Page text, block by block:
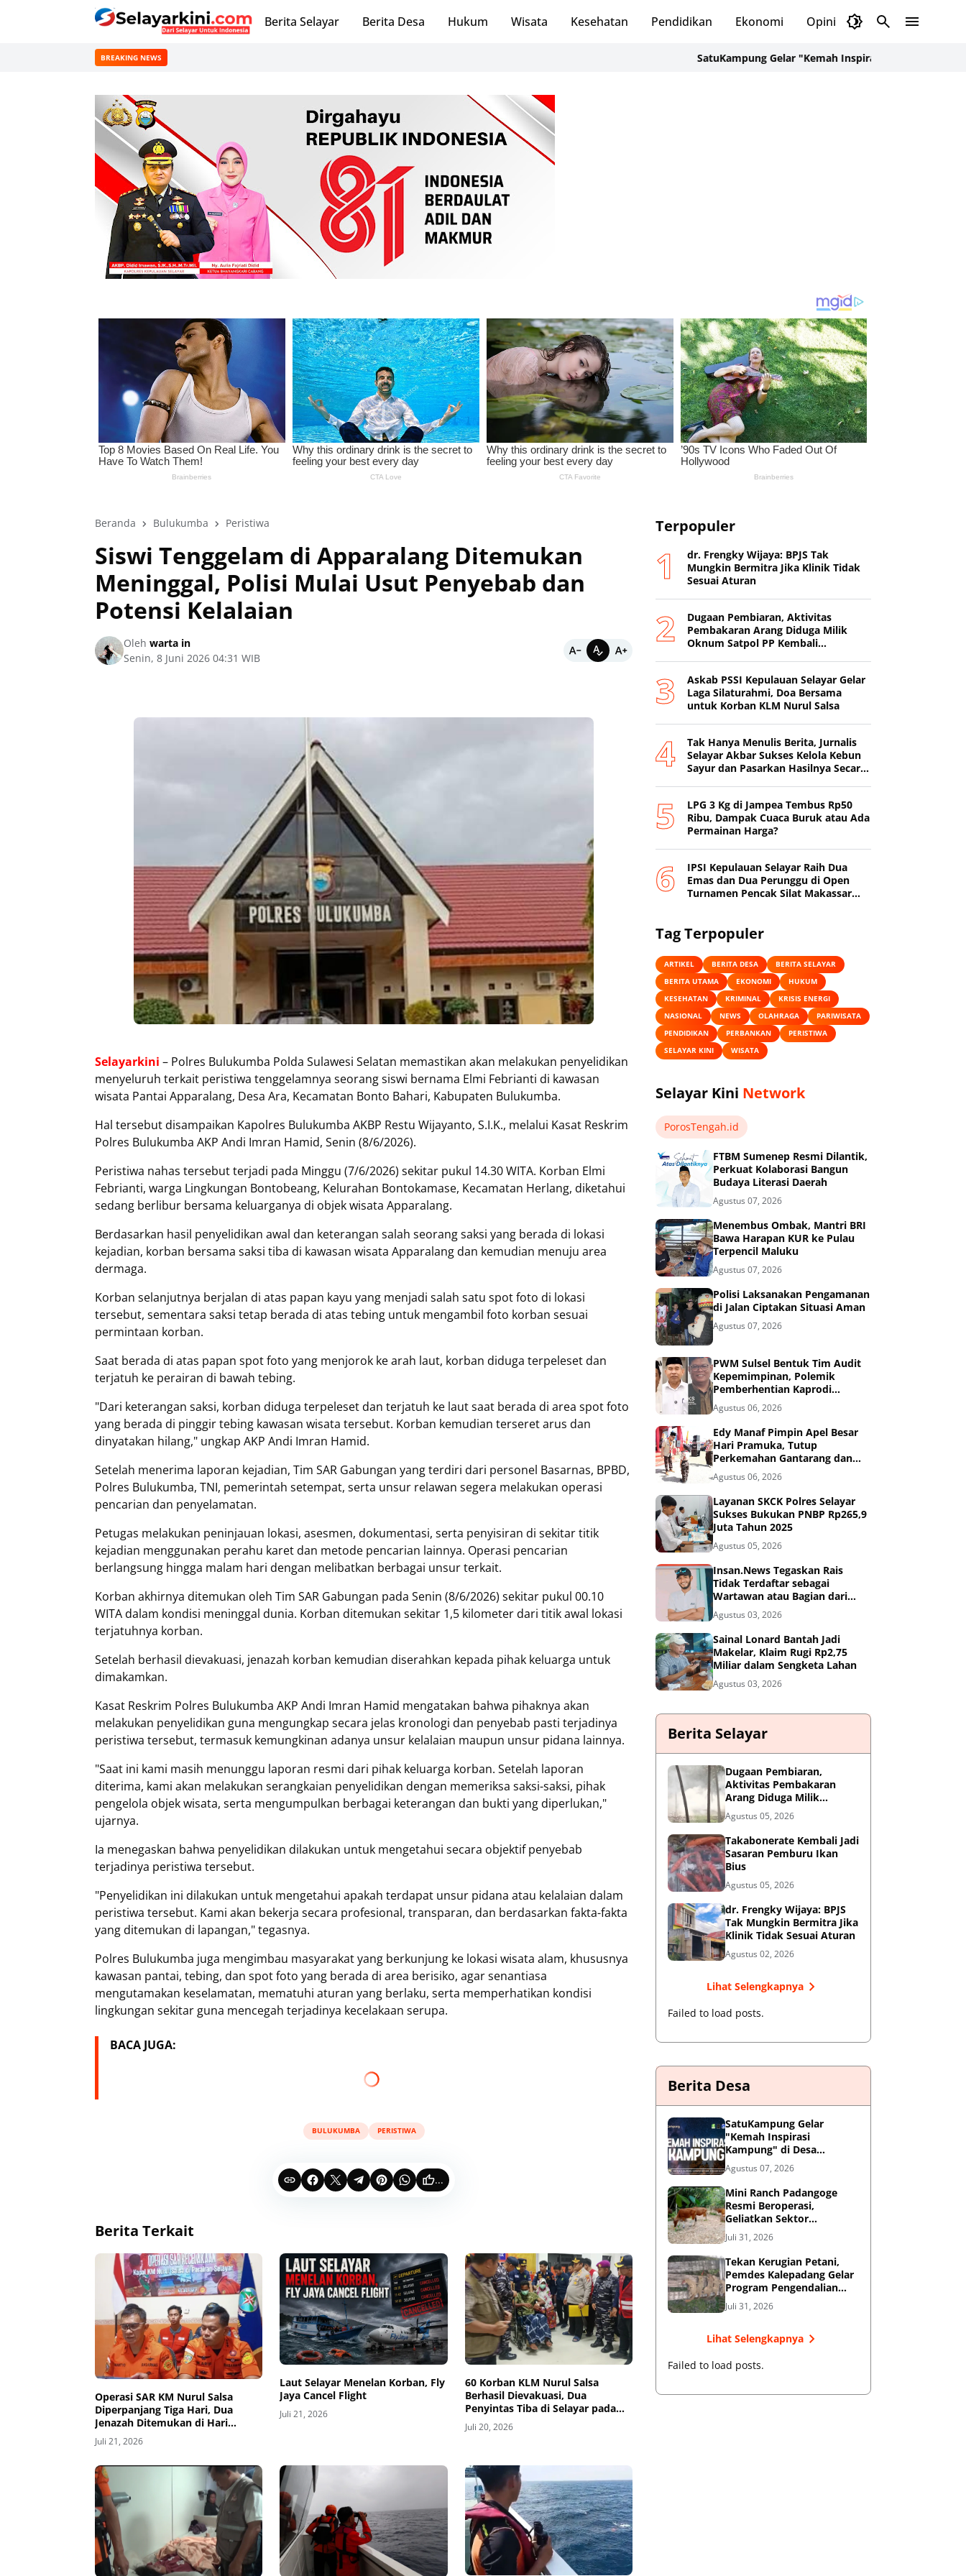
Berita Selayar Berita Desa Hukum Wisata Kesehatan Pendidikan Ekonomi Opini Selayar Kini
BREAKING NEWS SatuKampung Gelar "Kemah Inspirasi Kampung" di Desa
Beranda Bulukumba Peristiwa
Siswi Tenggelam di Apparalang Ditemukan
Meninggal, Polisi Mulai Usut Penyebab dan
Potensi Kelalaian
Oleh warta in
Senin, 8 Juni 2026 04:31 WIB
Selayarkini – Polres Bulukumba Polda Sulawesi Selatan memastikan akan melakukan penyelidikan
menyeluruh terkait peristiwa tenggelamnya seorang siswi bernama Elmi Febrianti di kawasan
wisata Pantai Apparalang, Desa Ara, Kecamatan Bonto Bahari, Kabupaten Bulukumba.
Hal tersebut disampaikan Kapolres Bulukumba AKBP Restu Wijayanto, S.I.K., melalui Kasat Reskrim
Polres Bulukumba AKP Andi Imran Hamid, Senin (8/6/2026).
Peristiwa nahas tersebut terjadi pada Minggu (7/6/2026) sekitar pukul 14.30 WITA. Korban Elmi
Febrianti, warga Lingkungan Bontobeang, Kelurahan Bontokamase, Kecamatan Herlang, diketahui
sedang berlibur bersama keluarganya di objek wisata Apparalang.
Berdasarkan hasil penyelidikan awal dan keterangan salah seorang saksi yang berada di lokasi
kejadian, korban bersama saksi tiba di kawasan wisata Apparalang dan kemudian menuju area
dermaga.
Korban selanjutnya berjalan di atas papan kayu yang menjadi salah satu spot foto di lokasi
tersebut, sementara saksi tetap berada di atas tebing untuk mengambil foto korban sesuai
permintaan korban.
Saat berada di atas papan spot foto yang menjorok ke arah laut, korban diduga terpeleset dan
terjatuh ke perairan di bawah tebing.
"Dari keterangan saksi, korban diduga terpeleset dan terjatuh ke laut saat berada di area spot foto
yang berada di pinggir tebing kawasan wisata tersebut. Korban kemudian terseret arus dan
dinyatakan hilang," ungkap AKP Andi Imran Hamid.
Setelah menerima laporan kejadian, Tim SAR Gabungan yang terdiri dari personel Basarnas, BPBD,
Polres Bulukumba, TNI, pemerintah setempat, serta unsur relawan segera melakukan operasi
pencarian dan penyelamatan.
Petugas melakukan peninjauan lokasi, asesmen, dokumentasi, serta penyisiran di sekitar titik
kejadian menggunakan perahu karet dan metode pencarian lainnya. Operasi pencarian
berlangsung hingga malam hari dengan melibatkan berbagai unsur terkait.
Korban akhirnya ditemukan oleh Tim SAR Gabungan pada Senin (8/6/2026) sekitar pukul 00.10
WITA dalam kondisi meninggal dunia. Korban ditemukan sekitar 1,5 kilometer dari titik awal lokasi
terjatuhnya korban.
Setelah berhasil dievakuasi, jenazah korban kemudian diserahkan kepada pihak keluarga untuk
dimakamkan.
Kasat Reskrim Polres Bulukumba AKP Andi Imran Hamid mengatakan bahwa pihaknya akan
melakukan penyelidikan guna mengungkap secara jelas kronologi dan penyebab pasti terjadinya
peristiwa tersebut, termasuk kemungkinan adanya unsur kelalaian maupun unsur pidana lainnya.
"Saat ini kami masih menunggu laporan resmi dari pihak keluarga korban. Setelah laporan
diterima, kami akan melakukan serangkaian penyelidikan dengan memeriksa saksi-saksi, pihak
pengelola objek wisata, serta mengumpulkan berbagai keterangan dan bukti yang diperlukan,"
ujarnya.
Ia menegaskan bahwa penyelidikan dilakukan untuk mengetahui secara objektif penyebab
terjadinya peristiwa tersebut.
"Penyelidikan ini dilakukan untuk mengetahui apakah terdapat unsur pidana atau kelalaian dalam
peristiwa tersebut. Kami akan bekerja secara profesional, transparan, dan berdasarkan fakta-fakta
yang ditemukan di lapangan," tegasnya.
Polres Bulukumba juga mengimbau masyarakat yang berkunjung ke lokasi wisata alam, khususnya
kawasan pantai, tebing, dan spot foto yang berada di area berisiko, agar senantiasa
mengutamakan keselamatan, mematuhi aturan yang berlaku, serta memperhatikan kondisi
lingkungan sekitar guna mencegah terjadinya kecelakaan serupa.
BACA JUGA:
BULUKUMBA PERISTIWA
...
Berita Terkait
Operasi SAR KM Nurul Salsa
Diperpanjang Tiga Hari, Dua
Jenazah Ditemukan di Hari
Ketujuh
Juli 21, 2026
‎Laut Selayar Menelan Korban, Fly
Jaya Cancel Flight
Juli 21, 2026
60 Korban KLM Nurul Salsa
Berhasil Dievakuasi, Dua
Penyintas Tiba di Selayar pada
Hari Keenam Operasi SAR
Gabungan
Juli 20, 2026
Terpopuler
dr. Frengky Wijaya: BPJS Tak
Mungkin Bermitra Jika Klinik Tidak
Sesuai Aturan
Dugaan Pembiaran, Aktivitas
Pembakaran Arang Diduga Milik
Oknum Satpol PP Kembali
‎Askab PSSI Kepulauan Selayar Gelar
Laga Silaturahmi, Doa Bersama
untuk Korban KLM Nurul Salsa
‎Tak Hanya Menulis Berita, Jurnalis
Selayar Akbar Sukses Kelola Kebun
Sayur dan Pasarkan Hasilnya Secara
‎LPG 3 Kg di Jampea Tembus Rp50
Ribu, Dampak Cuaca Buruk atau Ada
Permainan Harga? ‎
IPSI Kepulauan Selayar Raih Dua
Emas dan Dua Perunggu di Open
Turnamen Pencak Silat Makassar
Tag Terpopuler
ARTIKEL BERITA DESA
BERITA SELAYAR
BERITA UTAMA
EKONOMI
HUKUM
KESEHATAN
KRIMINAL
KRISIS ENERGI
NASIONAL
NEWS OLAHRAGA
PARIWISATA
PENDIDIKAN
PERBANKAN
PERISTIWA
SELAYAR KINI
WISATA
Selayar Kini Network
PorosTengah.id
FTBM Sumenep Resmi Dilantik,
Perkuat Kolaborasi Bangun
Budaya Literasi Daerah
Agustus 07, 2026
Menembus Ombak, Mantri BRI
Bawa Harapan KUR ke Pulau
Terpencil Maluku
Agustus 07, 2026
Polisi Laksanakan Pengamanan
di Jalan Ciptakan Situasi Aman
Agustus 07, 2026
PWM Sulsel Bentuk Tim Audit
Kepemimpinan, Polemik
Pemberhentian Kaprodi
Unmuh Barru Masuk Tahap
Penyelidikan
Agustus 06, 2026
Edy Manaf Pimpin Apel Besar
Hari Pramuka, Tutup
Perkemahan Gantarang dan
Lepas Kontingen Jamnas XII
2026
Agustus 06, 2026
Layanan SKCK Polres Selayar
Sukses Bukukan PNBP Rp265,9
Juta Tahun 2025
Agustus 05, 2026
Insan.News Tegaskan Rais
Tidak Terdaftar sebagai
Wartawan atau Bagian dari
Redaksi
Agustus 03, 2026
Sainal Lonard Bantah Jadi
Makelar, Klaim Rugi Rp2,75
Miliar dalam Sengketa Lahan
Agustus 03, 2026
Berita Selayar
Dugaan Pembiaran,
Aktivitas Pembakaran
Arang Diduga Milik
Oknum Satpol PP Kembali
Beroperasi
Agustus 05, 2026
Takabonerate Kembali Jadi
Sasaran Pemburu Ikan
Bius
Agustus 05, 2026
dr. Frengky Wijaya: BPJS
Tak Mungkin Bermitra Jika
Klinik Tidak Sesuai Aturan
Agustus 02, 2026
Lihat Selengkapnya
Failed to load posts.
Berita Desa
SatuKampung Gelar
"Kemah Inspirasi
Kampung" di Desa
Kalepadang Jelang Pra-
Launching Program
Agustus 07, 2026
‎Mini Ranch Padangoge
Resmi Beroperasi,
Geliatkan Sektor
Peternakan Sapi di
Kepulauan Selayar ‎
Juli 31, 2026
Tekan Kerugian Petani,
Pemdes Kalepadang Gelar
Program Pengendalian
Hama Tupai
Juli 31, 2026
Lihat Selengkapnya
Failed to load posts.